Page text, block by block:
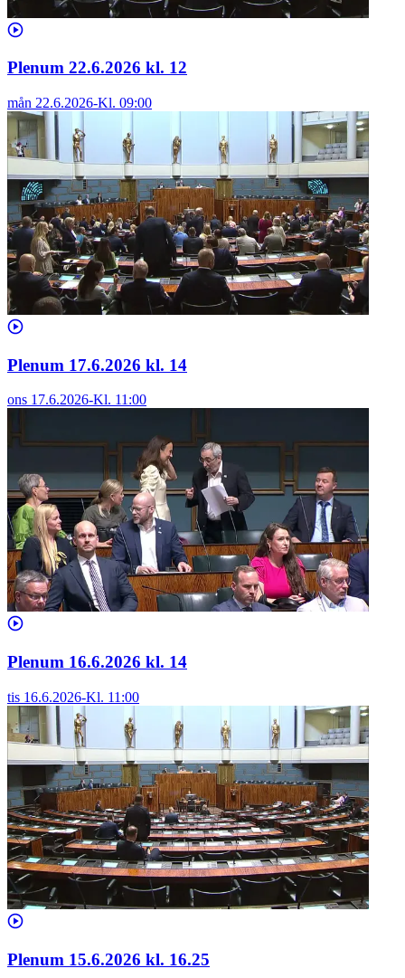
Plenum 22.6.2026 kl. 12
mån 22.6.2026-Kl. 09:00
Plenum 17.6.2026 kl. 14
ons 17.6.2026-Kl. 11:00
Plenum 16.6.2026 kl. 14
tis 16.6.2026-Kl. 11:00
Plenum 15.6.2026 kl. 16.25